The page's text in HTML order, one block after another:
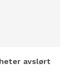
avslørt